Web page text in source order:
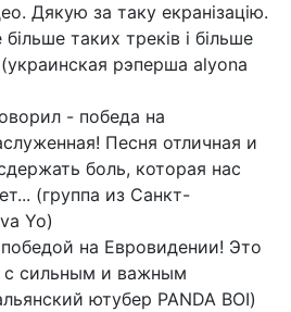
Дякую за таку екранізацію.
таких треків і більше
рэперша alyona
- победа на
Песня отличная и
боль, которая нас
(группа из Санкт-
Yo)
на Евровидении! Это
с сильным и важным
ютубер PANDA BOI)